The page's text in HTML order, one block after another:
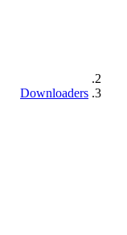
Downloaders